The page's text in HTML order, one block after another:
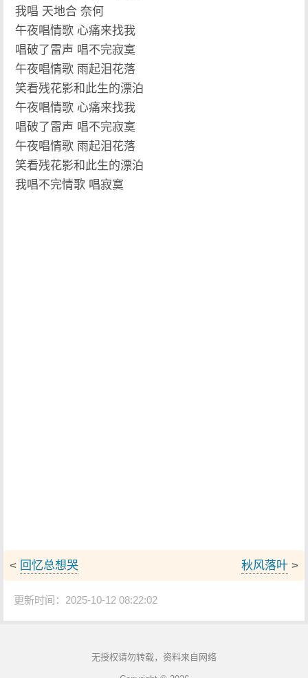
我唱 天地合 奈何
午夜唱情歌 心痛来找我
唱破了雷声 唱不完寂寞
午夜唱情歌 雨起泪花落
笑看残花影和此生的漂泊
午夜唱情歌 心痛来找我
唱破了雷声 唱不完寂寞
午夜唱情歌 雨起泪花落
笑看残花影和此生的漂泊
我唱不完情歌 唱寂寞
< 回忆总想哭 秋风落叶 >
更新时间：2025-10-12 08:22:02
无授权请勿转载，资料来自网络